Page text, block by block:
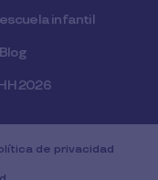
infantil
Blog
2026
de privacidad